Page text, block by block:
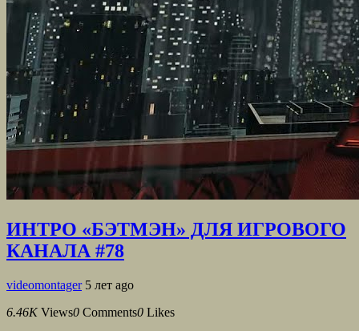
ИНТРО «БЭТМЭН» ДЛЯ ИГРОВОГО
КАНАЛА #78
videomontager 5 лет ago
6.46K Views0 Comments0 Likes